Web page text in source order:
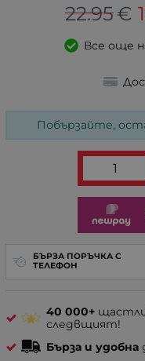
22.95€
Все още
Побързайте,
БЪРЗА ПОРЪЧКА С
ТЕЛЕФОН
40 000+
следвщият!
Бърза и удобна